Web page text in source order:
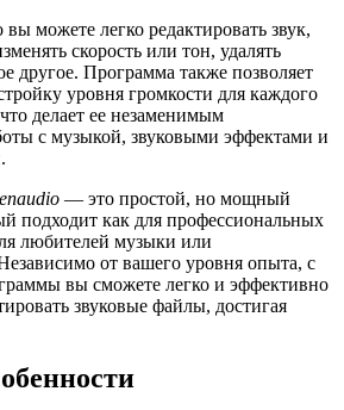
можете легко редактировать звук,
скорость или тон, удалять
Программа также позволяет
уровня громкости для каждого
делает ее незаменимым
с музыкой, звуковыми эффектами и
— это простой, но мощный
подходит как для профессиональных
любителей музыки или
от вашего уровня опыта, с
вы сможете легко и эффективно
звуковые файлы, достигая